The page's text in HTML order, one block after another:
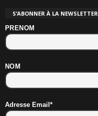
S’ABONNER À LA NEWSLETTER
PRENOM
NOM
Adresse Email*